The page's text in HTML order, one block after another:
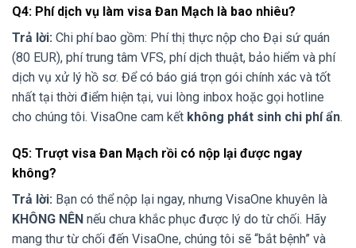
Q4: Phí dịch vụ làm visa Đan Mạch là bao nhiêu?
Trả lời: Chi phí bao gồm: Phí thị thực nộp cho Đại sứ quán
(80 EUR), phí trung tâm VFS, phí dịch thuật, bảo hiểm và phí
dịch vụ xử lý hồ sơ. Để có báo giá trọn gói chính xác và tốt
nhất tại thời điểm hiện tại, vui lòng inbox hoặc gọi hotline
cho chúng tôi. VisaOne cam kết không phát sinh chi phí ẩn.
Q5: Trượt visa Đan Mạch rồi có nộp lại được ngay
không?
Trả lời: Bạn có thể nộp lại ngay, nhưng VisaOne khuyên là
KHÔNG NÊN nếu chưa khắc phục được lý do từ chối. Hãy
mang thư từ chối đến VisaOne, chúng tôi sẽ “bắt bệnh” và